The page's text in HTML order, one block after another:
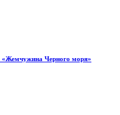
«Жемчужина Черного моря»